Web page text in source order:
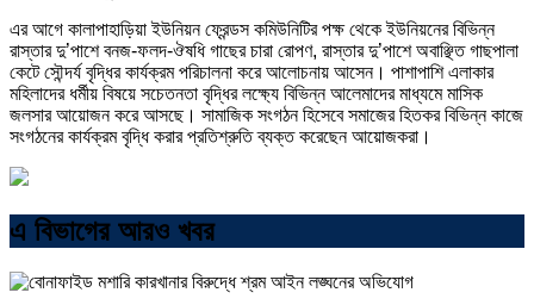
এর আগে কালাপাহাড়িয়া ইউনিয়ন ফ্রেন্ডস কমিউনিটির পক্ষ থেকে ইউনিয়নের বিভিন্ন
রাস্তার দু’পাশে বনজ-ফলদ-ঔষধি গাছের চারা রোপণ, রাস্তার দু’পাশে অবাঞ্ছিত গাছপালা
কেটে সৌন্দর্য বৃদ্ধির কার্যক্রম পরিচালনা করে আলোচনায় আসেন। পাশাপাশি এলাকার
মহিলাদের ধর্মীয় বিষয়ে সচেতনতা বৃদ্ধির লক্ষ্যে বিভিন্ন আলেমাদের মাধ্যমে মাসিক
জলসার আয়োজন করে আসছে। সামাজিক সংগঠন হিসেবে সমাজের হিতকর বিভিন্ন কাজে
সংগঠনের কার্যক্রম বৃদ্ধি করার প্রতিশ্রুতি ব্যক্ত করেছেন আয়োজকরা।
এ বিভাগের আরও খবর